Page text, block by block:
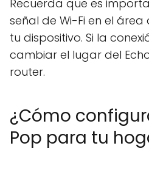
Recuerda que es
señal de Wi-Fi en el
tu dispositivo. Si la
cambiar el lugar del
router.
¿Cómo
Pop para tu